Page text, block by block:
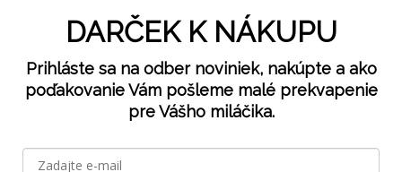
DARČEK K NÁKUPU
Prihláste sa na odber noviniek, nakúpte a ako
poďakovanie Vám pošleme malé prekvapenie
pre Vášho miláčika.